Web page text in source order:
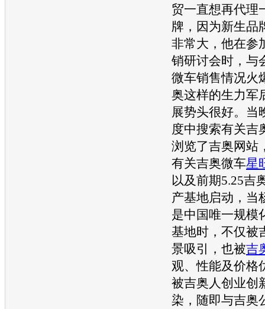
贸一直想再代理
牌，因为新生品
非常大，他在参
销研讨会时，与
微车销售情况火
奥这样的生力军
展势头很好。当
度中搜索有关吉
浏览了吉奥网站
有关吉奥微车星
以及前期5.25吉
产基地启动，当
是中国唯一规模
基地时，不仅被
景吸引，也被吉
观、性能及价格
被吉奥 人创业创
染，随即与吉奥